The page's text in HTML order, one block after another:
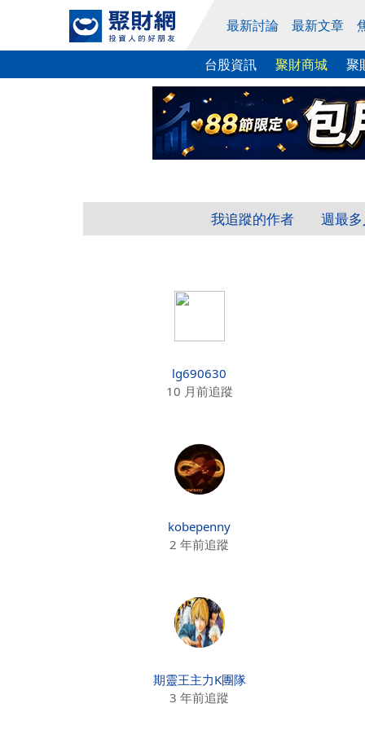
最新討論 最新文章
台股資訊 聚財商城 聚
我追蹤的作者 週最
lg690630
10 月前追蹤
kobepenny
2 年前追蹤
期靈王主力K團隊
3 年前追蹤